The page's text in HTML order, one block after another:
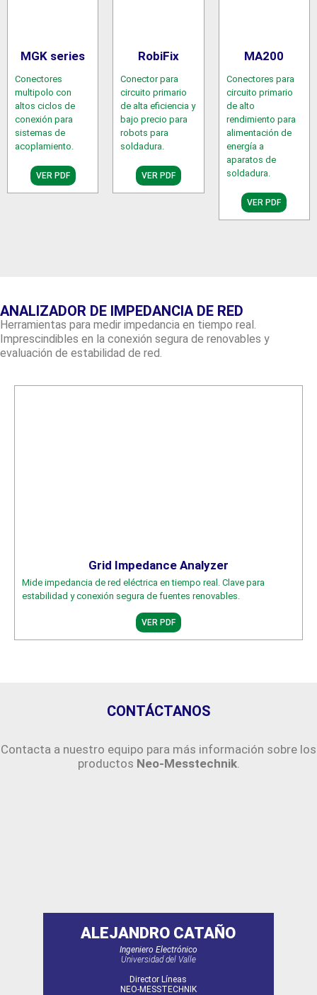
MGK series
Conectores
multipolo con
altos ciclos de
conexión para
sistemas de
acoplamiento.
VER PDF
RobiFix
Conector para
circuito primario
de alta eficiencia y
bajo precio para
robots para
soldadura.
VER PDF
MA200
Conectores para
circuito primario
de alto
rendimiento para
alimentación de
energía a
aparatos de
soldadura.
VER PDF
ANALIZADOR DE IMPEDANCIA DE RED
Herramientas para medir impedancia en tiempo real.
Imprescindibles en la conexión segura de renovables y
evaluación de estabilidad de red.
Grid Impedance Analyzer
Mide impedancia de red eléctrica en tiempo real. Clave para
estabilidad y conexión segura de fuentes renovables.
VER PDF
CONTÁCTANOS
Contacta a nuestro equipo para más información sobre los
productos Neo-Messtechnik.
ALEJANDRO CATAÑO
Ingeniero Electrónico
Universidad del Valle
Director Líneas
NEO-MESSTECHNIK